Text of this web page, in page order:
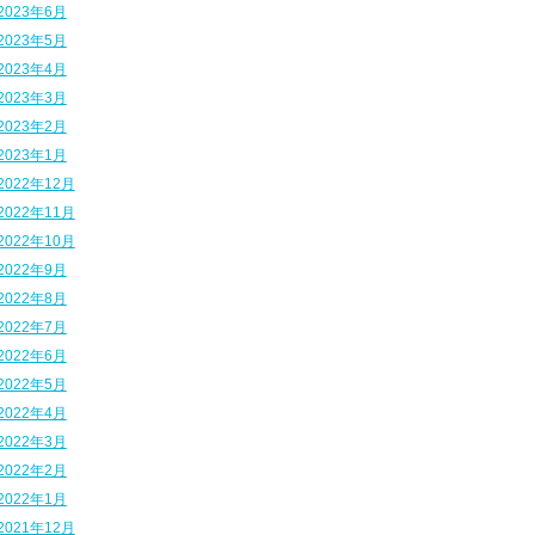
年6月
年5月
年4月
年3月
年2月
年1月
年12月
年11月
年10月
年9月
年8月
年7月
年6月
年5月
年4月
年3月
年2月
年1月
年12月